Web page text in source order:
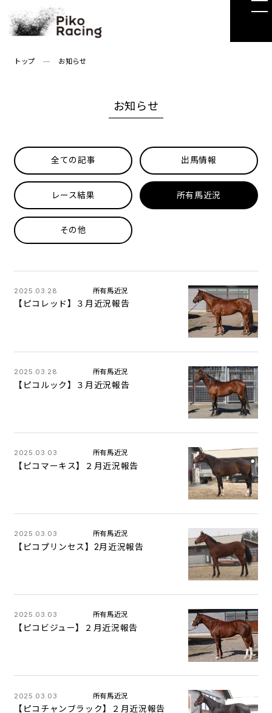
to
content
トップ お知らせ
お知らせ
全ての記事 出馬情報
レース結果 所有馬近況
その他
2025.03.28 所有馬近況
【ピコレッド】３月近況報告
2025.03.28 所有馬近況
【ピコルック】３月近況報告
2025.03.03 所有馬近況
【ピコマーキス】２月近況報告
2025.03.03 所有馬近況
【ピコプリンセス】2月近況報告
2025.03.03 所有馬近況
【ピコビジュー】２月近況報告
2025.03.03 所有馬近況
【ピコチャンブラック】２月近況報告